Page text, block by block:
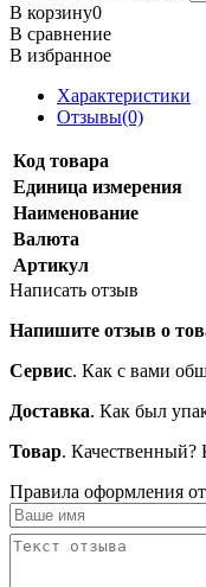
В корзину0
В сравнение
В избранное
Характеристики
Отзывы(0)
Код товара
Единица измерения
Наименование
Валюта
Артикул
Написать отзыв
Напишите отзыв о
Сервис. Как с вами
Доставка. Как был
Товар.
Правила оформления